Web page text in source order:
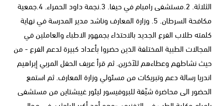
الثلاثة. 2.مستشفى رامبام في حيفا. 3.نجمة داود الحمراء. 4.جمعية
مكافحة السرطان. 5. وزارة المعارف وناشد مدير المدرسة في نهاية
كلمته طلاب الفرع الجديد بالاحتذاء بجمهور الاطباء والعاملين في
المجالات الطبية المختلفة الذين حضروا بأعداد كبيرة لدعم الفرع - من
حيث نشاطهم وعطاءهم للآخرين. ثم قرأ عريف الحفل المربي إبراهيم
اندريا رسالة دعم وتبريكات من مسئولي وزارة المعارف. ثم استمع
الحضور الى محاضرة شيّقة للبروفيسور ليئور غيبشتاين من مستشفى